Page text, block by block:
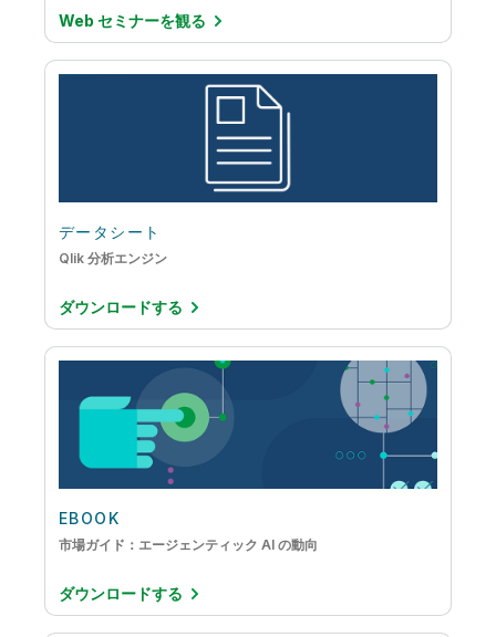
Web セミナーを観る
データシート
Qlik 分析エンジン
ダウンロードする
EBOOK
市場ガイド：エージェンティック AI の動向
ダウンロードする